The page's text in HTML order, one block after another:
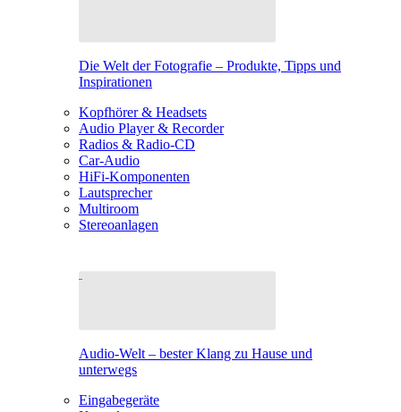
Die Welt der Fotografie – Produkte, Tipps und
Inspirationen
Kopfhörer & Headsets
Audio Player & Recorder
Radios & Radio-CD
Car-Audio
HiFi-Komponenten
Lautsprecher
Multiroom
Stereoanlagen
Audio-Welt – bester Klang zu Hause und
unterwegs
Eingabegeräte